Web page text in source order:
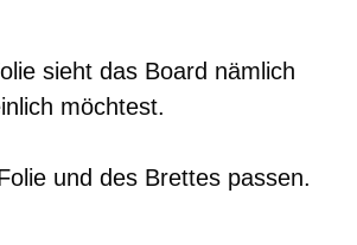
sieht das Board nämlich
möchtest.
und des Brettes passen.